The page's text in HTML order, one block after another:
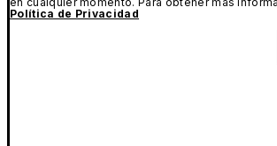
Política de Privacidad